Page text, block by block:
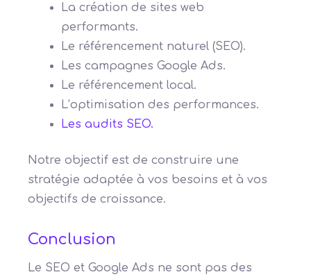
La création de sites web
performants.
Le référencement naturel (SEO).
Les campagnes Google Ads.
Le référencement local.
L’optimisation des performances.
Les audits SEO.
Notre objectif est de construire une
stratégie adaptée à vos besoins et à vos
objectifs de croissance.
Conclusion
Le SEO et Google Ads ne sont pas des